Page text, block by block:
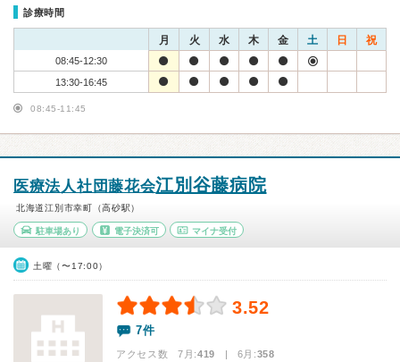
診療時間
月 火 水 木 金 土 日 祝
08:45-12:30
13:30-16:45
08:45-11:45
医療法人社団藤花会江別谷藤病院
北海道江別市幸町（高砂駅）
駐車場あり 電子決済可 マイナ受付
土曜（〜17:00）
3.52
7件
アクセス数 7月:419 | 6月:358